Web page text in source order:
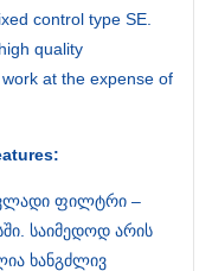
control type SE.
quality
at the expense of
ფილტრი –
საიმედოდ არის
ხანგძლივ